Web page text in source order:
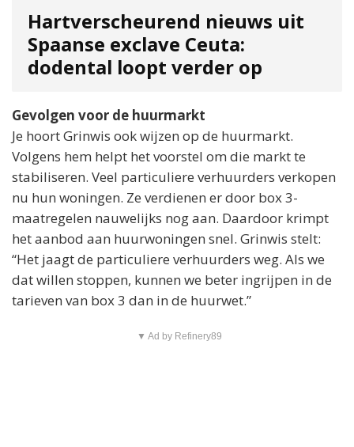
Hartverscheurend nieuws uit
Spaanse exclave Ceuta:
dodental loopt verder op
Gevolgen voor de huurmarkt
Je hoort Grinwis ook wijzen op de huurmarkt.
Volgens hem helpt het voorstel om die markt te
stabiliseren. Veel particuliere verhuurders verkopen
nu hun woningen. Ze verdienen er door box 3-
maatregelen nauwelijks nog aan. Daardoor krimpt
het aanbod aan huurwoningen snel. Grinwis stelt:
“Het jaagt de particuliere verhuurders weg. Als we
dat willen stoppen, kunnen we beter ingrijpen in de
tarieven van box 3 dan in de huurwet.”
▼ Ad by Refinery89